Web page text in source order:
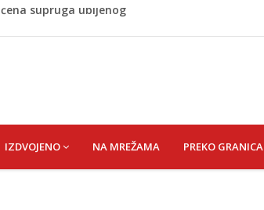
"Doživjela sam poniženje
supruga ubijenog
IZDVOJENO NA MREŽAMA PREKO GRANICA